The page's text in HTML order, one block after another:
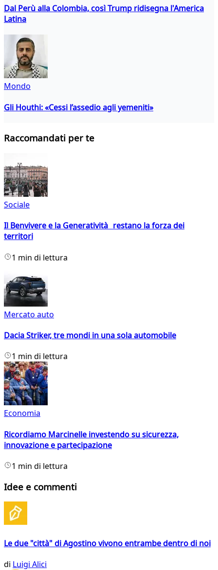
Dal Perù alla Colombia, così Trump ridisegna l'America
Latina
Mondo
Gli Houthi: «Cessi l’assedio agli yemeniti»
Raccomandati per te
Sociale
Il Benvivere e la Generatività restano la forza dei
territori
1 min di lettura
Mercato auto
Dacia Striker, tre mondi in una sola automobile
1 min di lettura
Economia
Ricordiamo Marcinelle investendo su sicurezza,
innovazione e partecipazione
1 min di lettura
Idee e commenti
Le due "città" di Agostino vivono entrambe dentro di noi
di Luigi Alici